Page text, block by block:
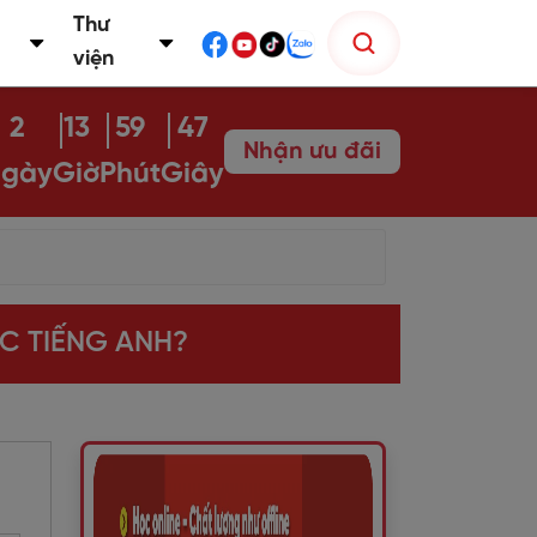
Thư
viện
2
13
Giờ
59
Phút
46
Giây
Nhận ưu đãi
TIẾNG ANH?